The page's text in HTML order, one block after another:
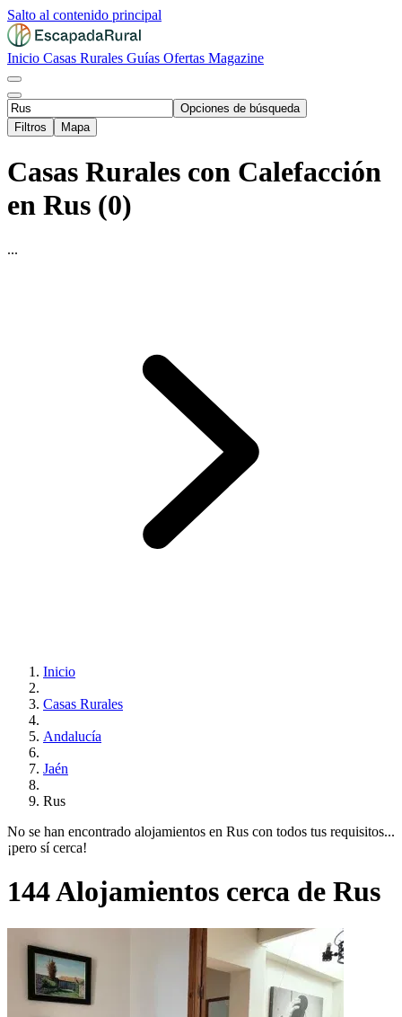
Salto al contenido principal
Inicio Casas Rurales Guías Ofertas Magazine
Opciones de búsqueda
Filtros
Mapa
Casas Rurales con Calefacción
en Rus (0)
...
Inicio
Casas Rurales
Andalucía
Jaén
Rus
No se han encontrado alojamientos en Rus con todos tus requisitos...
¡pero sí cerca!
144 Alojamientos cerca de Rus